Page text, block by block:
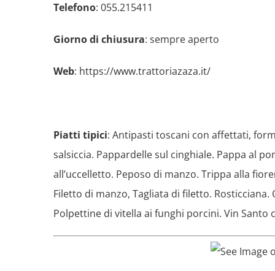
Telefono: 055.215411
Giorno di chiusura: sempre aperto
Web: https://www.trattoriazaza.it/
Piatti tipici: Antipasti toscani con affettati,
salsiccia. Pappardelle sul cinghiale. Pappa al
all’uccelletto. Peposo di manzo. Trippa alla
Filetto di manzo, Tagliata di filetto.
Polpettine di vitella ai funghi porcini. Vin Santo